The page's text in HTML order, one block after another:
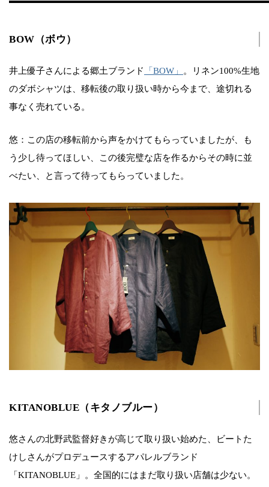
BOW（ボウ）
井上優子さんによる郷土ブランド 「BOW」 。リネン100%生地
のダボシャツは、移転後の取り扱い時から今まで、途切れる
事なく売れている。
悠：この店の移転前から声をかけてもらっていましたが、も
う少し待ってほしい、この後完璧な店を作るからその時に並
べたい、と言って待ってもらっていました。
KITANOBLUE（キタノブルー）
悠さんの北野武監督好きが高じて取り扱い始めた、ビートた
けしさんがプロデュースするアパレルブランド
「KITANOBLUE」。全国的にはまだ取り扱い店舗は少ない。